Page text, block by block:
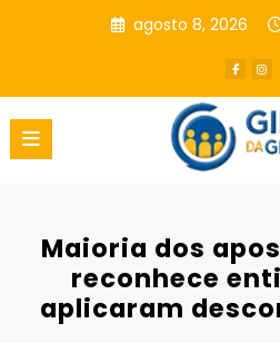
agosto 8, 2026
Maioria dos
reconhece
aplicaram